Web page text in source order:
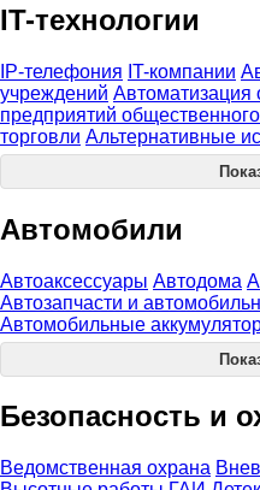
IT-технологии
IP-телефония IT-компании
учреждений Автоматизация
предприятий
торговли Альтернативные
Автомобили
Автоаксессуары Автодома
Автозапчасти и
Автомобильные
Безопасность и
Ведомственная охрана